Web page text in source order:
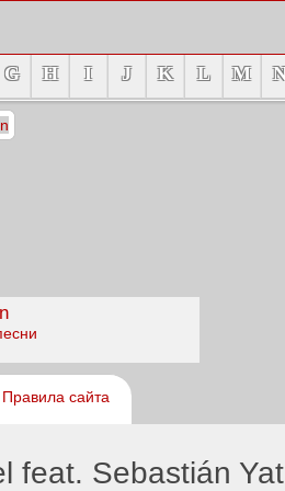
G H I J K L M
Правила сайта
feat. Sebastián